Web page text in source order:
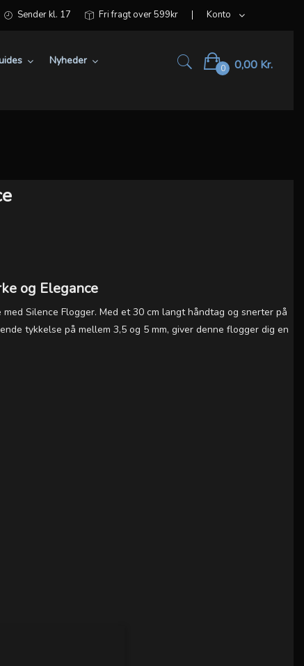
Konto
Fri fragt over 599kr
Sender kl. 17
Nyheder
0 0,00 Kr.
og Elegance
Silence Flogger. Med et 30 cm langt håndtag og snerter på
tykkelse på mellem 3,5 og 5 mm, giver denne flogger dig en